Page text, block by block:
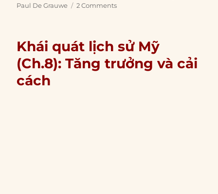
Paul De Grauwe
2 Comments
Khái quát lịch sử Mỹ
(Ch.8): Tăng trưởng và cải
cách